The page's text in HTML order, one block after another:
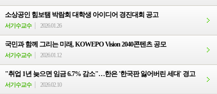
소상공인 힘보탬 박람회 대학생 아이디어 경진대회 공고
서기수교수 2026.01.26
국민과 함께 그리는 미래, KOWEPO Vision 2040콘텐츠 공모
서기수교수 2026.01.12
"취업 1년 늦으면 임금 6.7% 감소"…한은 '한국판 잃어버린 세대' 경고
서기수교수 2026.02.10